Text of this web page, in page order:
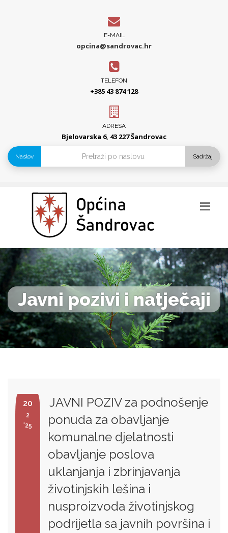
E-MAIL
opcina@sandrovac.hr
TELEFON
+385 43 874 128
ADRESA
Bjelovarska 6, 43 227 Šandrovac
Naslov Sadržaj
Javni pozivi i natječaji
20
2
'25
JAVNI POZIV za podnošenje
ponuda za obavljanje
komunalne djelatnosti
obavljanje poslova
uklanjanja i zbrinjavanja
životinjskih lešina i
nusproizvoda životinjskog
podrijetla sa javnih površina i